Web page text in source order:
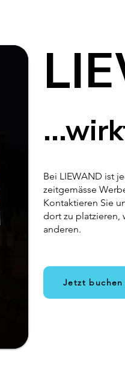
Bei LIEWAND ist
zeitgemässe
Kontaktieren Sie
dort zu platzieren,
anderen.
Jetzt buchen